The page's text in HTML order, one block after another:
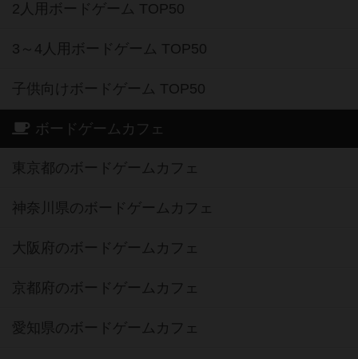
2人用ボードゲーム TOP50
3～4人用ボードゲーム TOP50
子供向けボードゲーム TOP50
ボードゲームカフェ
東京都のボードゲームカフェ
神奈川県のボードゲームカフェ
大阪府のボードゲームカフェ
京都府のボードゲームカフェ
愛知県のボードゲームカフェ